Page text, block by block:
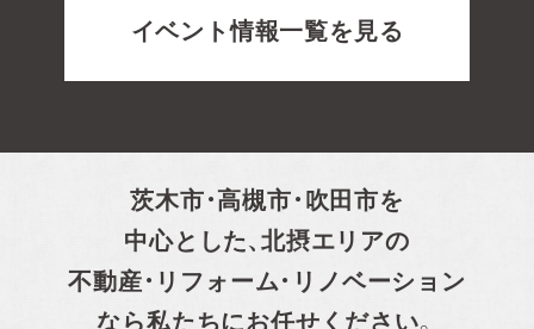
イベント情報一覧を見る
茨木市・高槻市・吹田市を
中心とした、 北摂エリアの
不動産・リフォーム・リノベーション
なら私たちにお任せください。